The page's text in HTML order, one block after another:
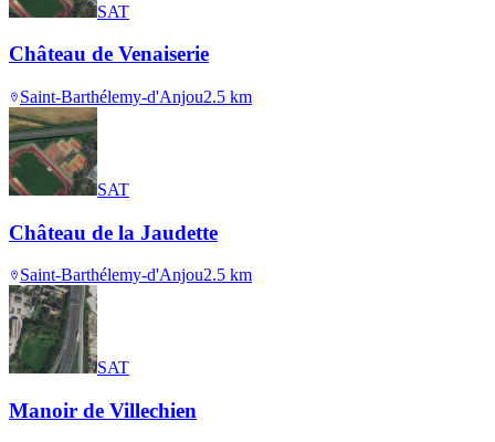
SAT
Château de Venaiserie
Saint-Barthélemy-d'Anjou2.5 km
SAT
Château de la Jaudette
Saint-Barthélemy-d'Anjou2.5 km
SAT
Manoir de Villechien